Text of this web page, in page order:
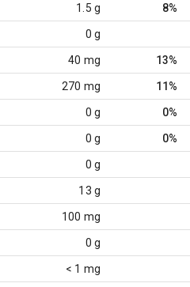
1.5 g 8%
0 g
40 mg 13%
270 mg 11%
0 g 0%
0 g 0%
0 g
13 g
100 mg
0 g
< 1 mg